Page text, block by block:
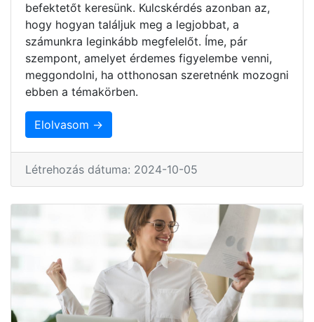
befektetőt keresünk. Kulcskérdés azonban az,
hogy hogyan találjuk meg a legjobbat, a
számunkra leginkább megfelelőt. Íme, pár
szempont, amelyet érdemes figyelembe venni,
meggondolni, ha otthonosan szeretnénk mozogni
ebben a témakörben.
Elolvasom →
Létrehozás dátuma: 2024-10-05